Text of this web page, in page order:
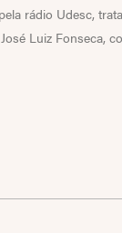
rádio Udesc,
Luiz Fonseca,